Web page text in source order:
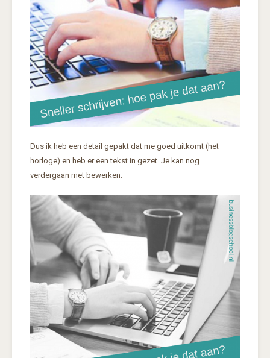
Dus ik heb een detail gepakt dat me goed uitkomt (het
horloge) en heb er een tekst in gezet. Je kan nog
verdergaan met bewerken: